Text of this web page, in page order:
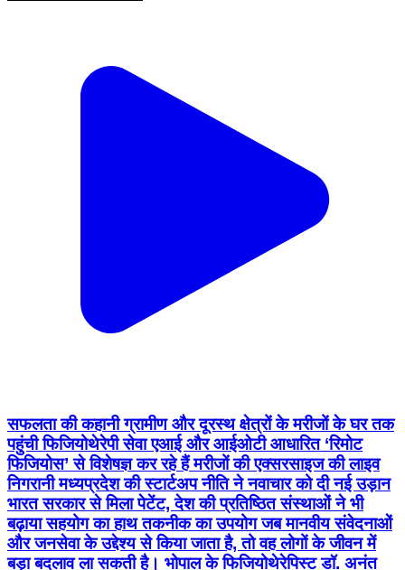
सफलता की कहानी ग्रामीण और दूरस्थ क्षेत्रों के मरीजों के घर तक
पहुंची फिजियोथेरेपी सेवा एआई और आईओटी आधारित ‘रिमोट
फिजियोस’ से विशेषज्ञ कर रहे हैं मरीजों की एक्सरसाइज की लाइव
निगरानी मध्यप्रदेश की स्टार्टअप नीति ने नवाचार को दी नई उड़ान
भारत सरकार से मिला पेटेंट, देश की प्रतिष्ठित संस्थाओं ने भी
बढ़ाया सहयोग का हाथ तकनीक का उपयोग जब मानवीय संवेदनाओं
और जनसेवा के उद्देश्य से किया जाता है, तो वह लोगों के जीवन में
बड़ा बदलाव ला सकती है। भोपाल के फिजियोथेरेपिस्ट डॉ. अनंत